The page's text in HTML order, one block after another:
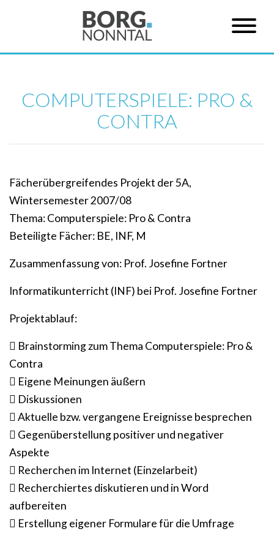
COMPUTERSPIELE: PRO &
CONTRA
Fächerübergreifendes Projekt der 5A,
Wintersemester 2007/08
Thema: Computerspiele: Pro & Contra
Beteiligte Fächer: BE, INF, M
Zusammenfassung von: Prof. Josefine Fortner
Informatikunterricht (INF) bei Prof. Josefine Fortner
Projektablauf:
 Brainstorming zum Thema Computerspiele: Pro &
Contra
 Eigene Meinungen äußern
 Diskussionen
 Aktuelle bzw. vergangene Ereignisse besprechen
 Gegenüberstellung positiver und negativer
Aspekte
 Recherchen im Internet (Einzelarbeit)
 Recherchiertes diskutieren und in Word
aufbereiten
 Erstellung eigener Formulare für die Umfrage